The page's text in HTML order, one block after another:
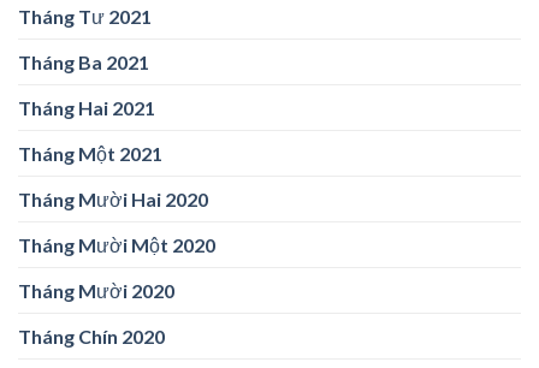
Tháng Tư 2021
Tháng Ba 2021
Tháng Hai 2021
Tháng Một 2021
Tháng Mười Hai 2020
Tháng Mười Một 2020
Tháng Mười 2020
Tháng Chín 2020